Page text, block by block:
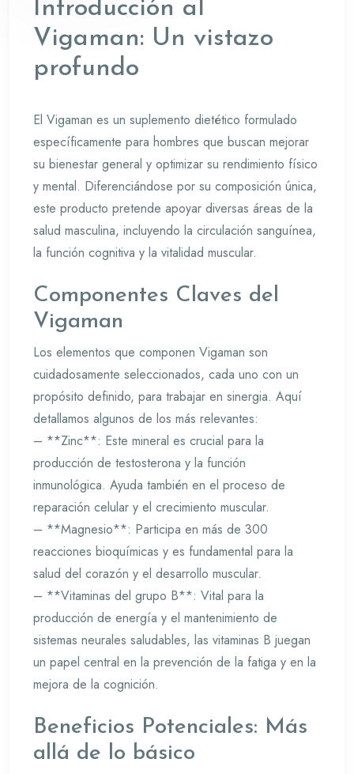
Introducción al
Vigaman: Un vistazo
profundo
El Vigaman es un suplemento dietético formulado
específicamente para hombres que buscan mejorar
su bienestar general y optimizar su rendimiento físico
y mental. Diferenciándose por su composición única,
este producto pretende apoyar diversas áreas de la
salud masculina, incluyendo la circulación sanguínea,
la función cognitiva y la vitalidad muscular.
Componentes Claves del
Vigaman
Los elementos que componen Vigaman son
cuidadosamente seleccionados, cada uno con un
propósito definido, para trabajar en sinergia. Aquí
detallamos algunos de los más relevantes:
– **Zinc**: Este mineral es crucial para la
producción de testosterona y la función
inmunológica. Ayuda también en el proceso de
reparación celular y el crecimiento muscular.
– **Magnesio**: Participa en más de 300
reacciones bioquímicas y es fundamental para la
salud del corazón y el desarrollo muscular.
– **Vitaminas del grupo B**: Vital para la
producción de energía y el mantenimiento de
sistemas neurales saludables, las vitaminas B juegan
un papel central en la prevención de la fatiga y en la
mejora de la cognición.
Beneficios Potenciales: Más
allá de lo básico